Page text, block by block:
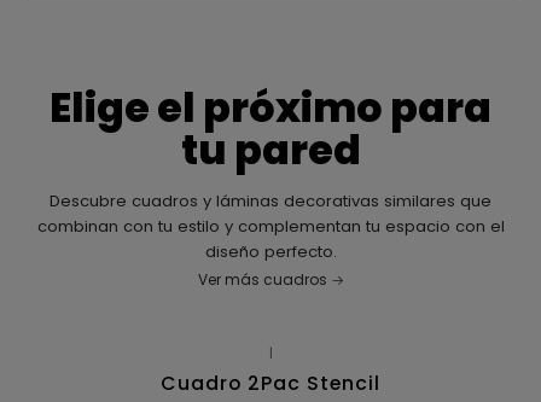
Elige el próximo para
tu pared
Descubre cuadros y láminas decorativas similares que
combinan con tu estilo y complementan tu espacio con el
diseño perfecto.
Ver más cuadros
|
Cuadro 2Pac Stencil